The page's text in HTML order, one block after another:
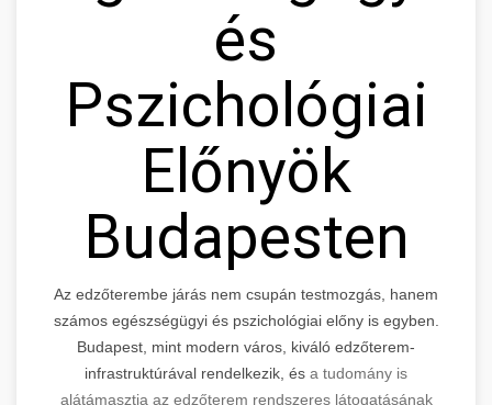
és
Pszichológiai
Előnyök
Budapesten
Az edzőterembe járás nem csupán testmozgás, hanem
számos egészségügyi és pszichológiai előny is egyben.
Budapest, mint modern város, kiváló edzőterem-
infrastruktúrával rendelkezik, és a tudomány is
alátámasztja az edzőterem rendszeres látogatásának